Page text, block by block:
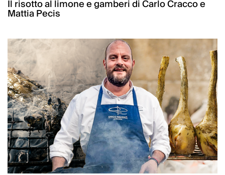
Il risotto al limone e gamberi di Carlo Cracco e
Mattia Pecis